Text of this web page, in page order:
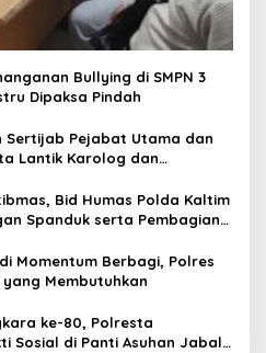
Bullying di SMPN 3
Dipaksa Pindah
Sertijab Pejabat Utama dan
Lantik Karolog dan
Bid Humas Polda Kaltim
Spanduk serta Pembagian
Momentum Berbagi, Polres
Membutuhkan
ke-80, Polresta
Sosial di Panti Asuhan Jabal